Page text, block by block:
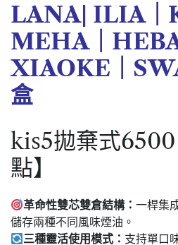
LANA| ILIA｜
MEHA｜
XIAOKE
盒
kis5拋棄式
點】
革命性雙芯雙倉結構：一桿集
儲存兩種不同風味煙油。
三種靈活使用模式： 支持單口